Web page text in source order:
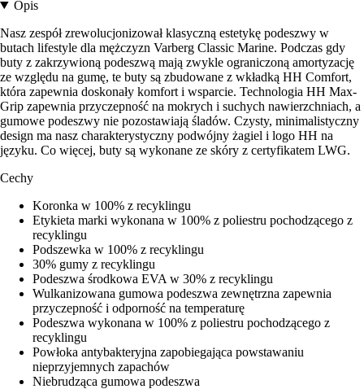
Opis
Nasz zespół zrewolucjonizował klasyczną estetykę podeszwy w
butach lifestyle dla mężczyzn Varberg Classic Marine. Podczas gdy
buty z zakrzywioną podeszwą mają zwykle ograniczoną amortyzację
ze względu na gumę, te buty są zbudowane z wkładką HH Comfort,
która zapewnia doskonały komfort i wsparcie. Technologia HH Max-
Grip zapewnia przyczepność na mokrych i suchych nawierzchniach, a
gumowe podeszwy nie pozostawiają śladów. Czysty, minimalistyczny
design ma nasz charakterystyczny podwójny żagiel i logo HH na
języku. Co więcej, buty są wykonane ze skóry z certyfikatem LWG.
Cechy
Koronka w 100% z recyklingu
Etykieta marki wykonana w 100% z poliestru pochodzącego z
recyklingu
Podszewka w 100% z recyklingu
30% gumy z recyklingu
Podeszwa środkowa EVA w 30% z recyklingu
Wulkanizowana gumowa podeszwa zewnętrzna zapewnia
przyczepność i odporność na temperaturę
Podeszwa wykonana w 100% z poliestru pochodzącego z
recyklingu
Powłoka antybakteryjna zapobiegająca powstawaniu
nieprzyjemnych zapachów
Niebrudząca gumowa podeszwa